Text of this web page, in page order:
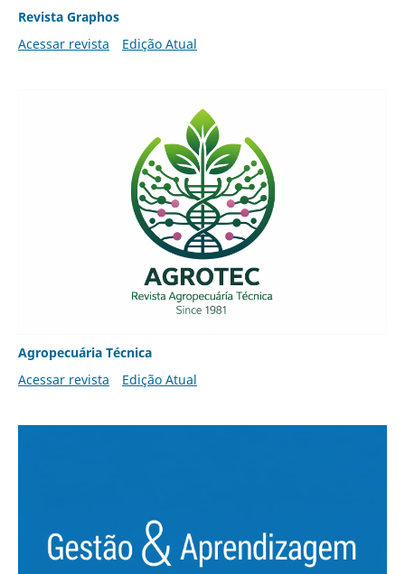
Revista Graphos
Acessar revista
Edição Atual
Agropecuária Técnica
Acessar revista
Edição Atual